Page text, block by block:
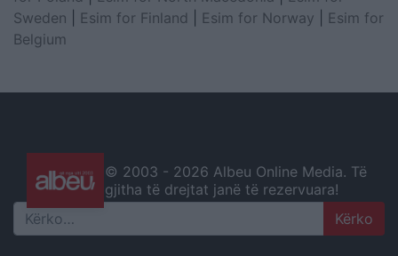
Sweden
Esim for Finland Esim for Norway
Esim for
Belgium
© 2003 - 2026 Albeu Online Media. Të
gjitha të drejtat janë të rezervuara!
Search